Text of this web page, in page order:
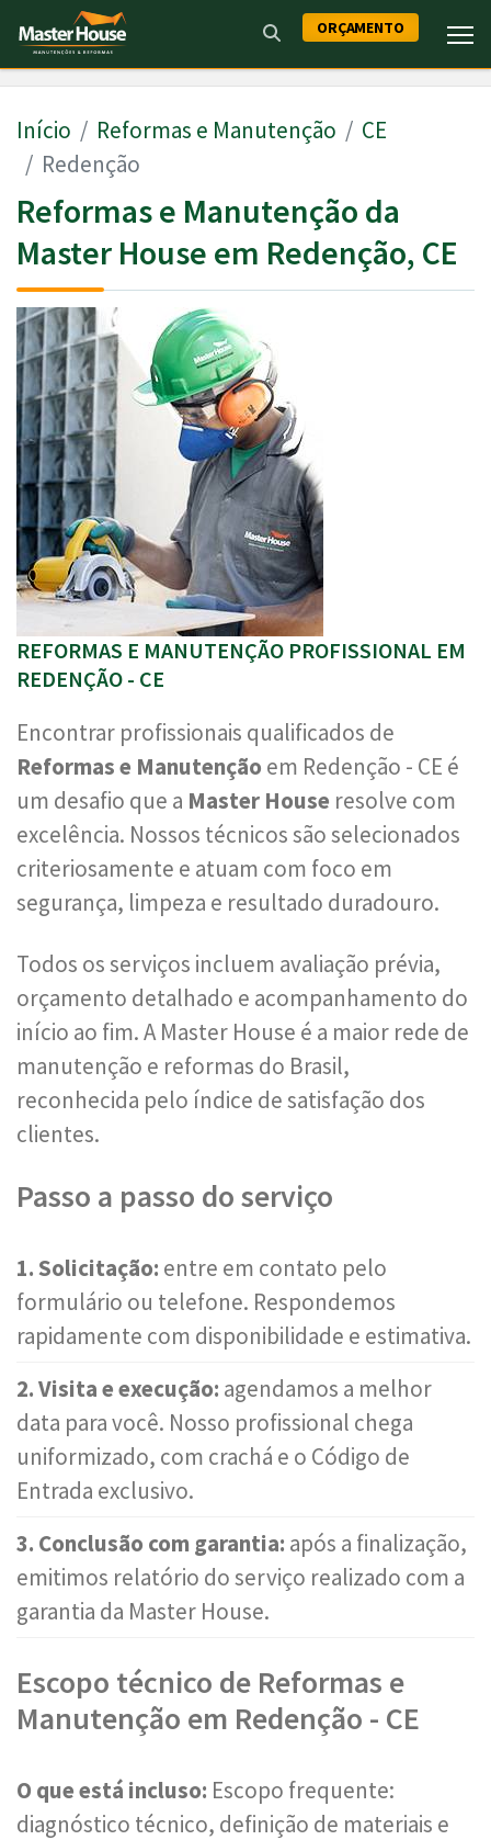
ORÇAMENTO
Início Reformas e Manutenção
CE
Redenção
Reformas e Manutenção da
Master House em Redenção, CE
REFORMAS E MANUTENÇÃO PROFISSIONAL EM
REDENÇÃO - CE
Encontrar profissionais qualificados de
Reformas e Manutenção em Redenção - CE é
um desafio que a Master House resolve com
excelência. Nossos técnicos são selecionados
criteriosamente e atuam com foco em
segurança, limpeza e resultado duradouro.
Todos os serviços incluem avaliação prévia,
orçamento detalhado e acompanhamento do
início ao fim. A Master House é a maior rede de
manutenção e reformas do Brasil,
reconhecida pelo índice de satisfação dos
clientes.
Passo a passo do serviço
1. Solicitação: entre em contato pelo
formulário ou telefone. Respondemos
rapidamente com disponibilidade e estimativa.
2. Visita e execução: agendamos a melhor
data para você. Nosso profissional chega
uniformizado, com crachá e o Código de
Entrada exclusivo.
3. Conclusão com garantia: após a finalização,
emitimos relatório do serviço realizado com a
garantia da Master House.
Escopo técnico de Reformas e
Manutenção em Redenção - CE
O que está incluso: Escopo frequente:
diagnóstico técnico, definição de materiais e